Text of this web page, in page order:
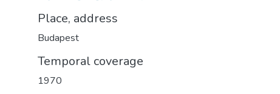
Place, address
Budapest
Temporal coverage
1970